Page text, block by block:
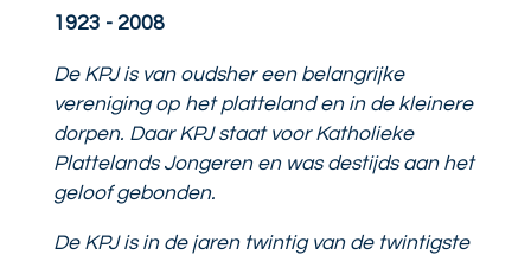
1923 - 2008
De KPJ is van oudsher een belangrijke
vereniging op het platteland en in de kleinere
dorpen. Daar KPJ staat voor Katholieke
Plattelands Jongeren en was destijds aan het
geloof gebonden.
De KPJ is in de jaren twintig van de twintigste